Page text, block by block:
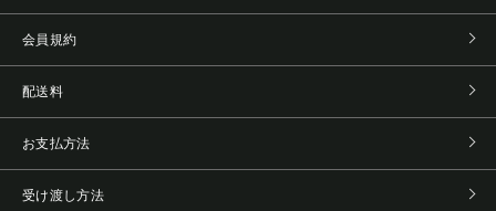
会員規約
配送料
お支払方法
受け渡し方法